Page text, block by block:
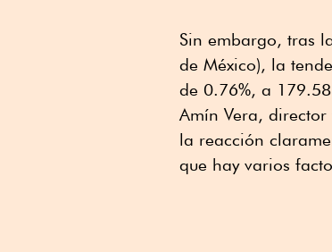
Sin embargo, tras
de México), la
de 0.76%, a
Amín Vera,
la reacción
que hay varios